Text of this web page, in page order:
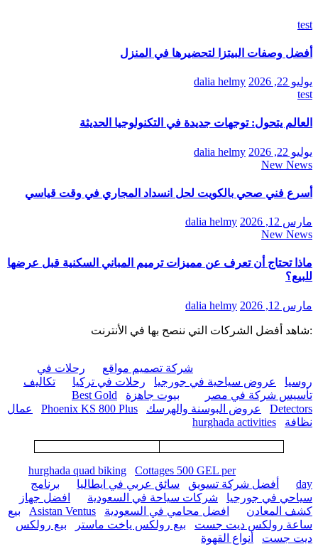
test
أفضل وصفات البيتزا لتحضيرها في المنزل
يوليو 22, 2026
dalia helmy
test
العالم يتحول: توجهات جديدة في التكنولوجيا الحديثة
يوليو 22, 2026
dalia helmy
New News
أسرع فني صحي بالكويت لحل انسداد المجاري في وقت قياسي
مارس 12, 2026
dalia helmy
New News
ماذا تحتاج أن تعرف عن مميزات ترميم المباني السكنية قبل عرضها
للبيع؟
مارس 12, 2026 dalia helmy
:شاهد أفضل الشركات التي ننصح بها في الأنترنت
شركة تصميم مواقع
رحلات في
روسيا
عروض سياحية في جورجيا رحلات في تركيا
تكاليف
تأسيس شركة في مصر
بيوت جاهزة
Best Gold
Detectors
عروض البوسنة والهرسك Phoenix KS 800 Plus
عمال
نظافة
hurghada activities
hurghada quad biking
Cottages 500 GEL per
day
أفضل شركة تسويق سائق عربي في ايطاليا
برنامج
سياحي في جورجيا
شركات سياحة في السعودية
افضل جهاز
كشف المعادن
افضل محامي في السعودية Asistan Ventus
بيع
ساعة رولكس ديت جست
بيع رولكس ياخت ماستر
بيع رولكس
ديت جست
أنواع القهوة